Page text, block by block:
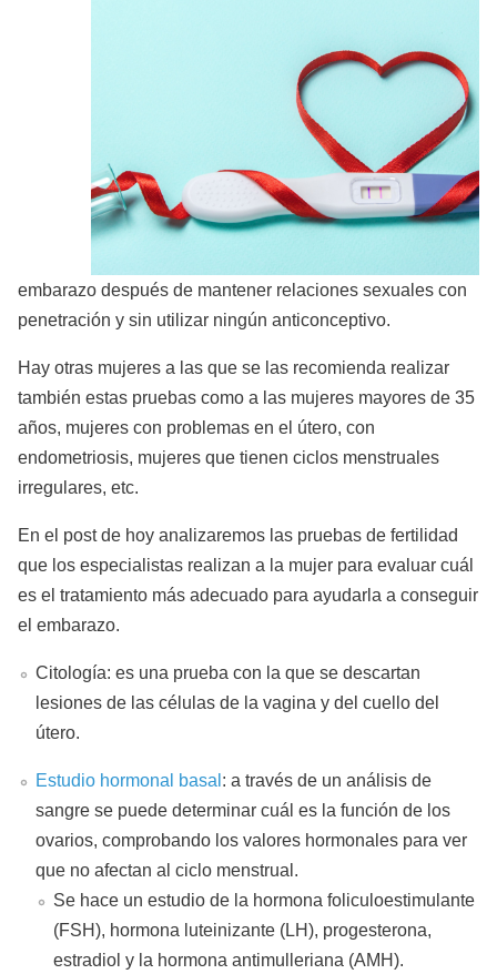
embarazo después de mantener relaciones sexuales con
penetración y sin utilizar ningún anticonceptivo.
Hay otras mujeres a las que se las recomienda realizar
también estas pruebas como a las mujeres mayores de 35
años, mujeres con problemas en el útero, con
endometriosis, mujeres que tienen ciclos menstruales
irregulares, etc.
En el post de hoy analizaremos las pruebas de fertilidad
que los especialistas realizan a la mujer para evaluar cuál
es el tratamiento más adecuado para ayudarla a conseguir
el embarazo.
Citología: es una prueba con la que se descartan
lesiones de las células de la vagina y del cuello del
útero.
Estudio hormonal basal : a través de un análisis de
sangre se puede determinar cuál es la función de los
ovarios, comprobando los valores hormonales para ver
que no afectan al ciclo menstrual.
Se hace un estudio de la hormona foliculoestimulante
(FSH), hormona luteinizante (LH), progesterona,
estradiol y la hormona antimulleriana (AMH).